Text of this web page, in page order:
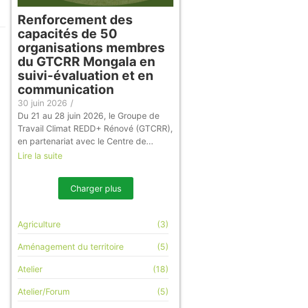
Renforcement des
capacités de 50
organisations membres
du GTCRR Mongala en
suivi-évaluation et en
communication
30 juin 2026 /
Du 21 au 28 juin 2026, le Groupe de
Travail Climat REDD+ Rénové (GTCRR),
en partenariat avec le Centre de...
Lire la suite
Charger plus
Agriculture (3)
Aménagement du territoire (5)
Atelier (18)
Atelier/Forum (5)